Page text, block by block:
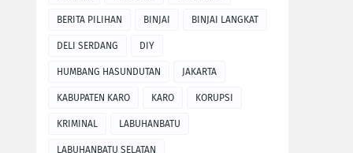
BERITA PILIHAN BINJAI BINJAI LANGKAT
DELI SERDANG DIY
HUMBANG HASUNDUTAN JAKARTA
KABUPATEN KARO KARO KORUPSI
KRIMINAL LABUHANBATU
LABUHANBATU SELATAN